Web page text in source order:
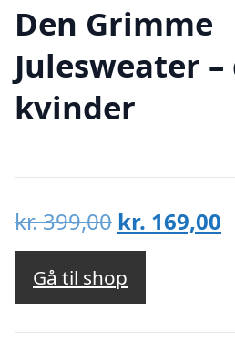
Den Grimme
Julesweater
kvinder
kr.399,00 Den
oprindelige
pris
var:
kr. 399,00.
kr. 169,00
Gå til shop